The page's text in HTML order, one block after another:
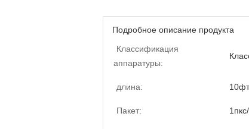
Подробное описание продукта
Классификация
аппаратуры:
длина:
Пакет: